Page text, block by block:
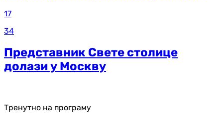
17
34
Представник Свете столице
долази у Москву
Тренутно на програму